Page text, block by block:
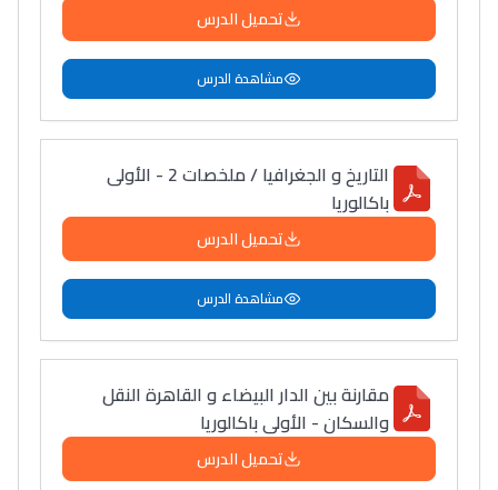
تحميل الدرس
مشاهدة الدرس
التاريخ و الجغرافيا / ملخصات 2 - الأولى
باكالوريا
تحميل الدرس
مشاهدة الدرس
مقارنة بين الدار البيضاء و القاهرة النقل
والسكان - الأولى باكالوريا
تحميل الدرس